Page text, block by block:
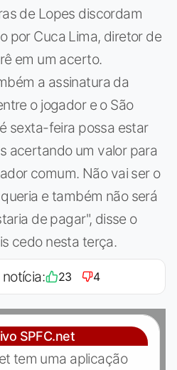
de Lopes discordam
por Cuca Lima, diretor de
em um acerto.
a assinatura da
o jogador e o São
sexta-feira possa estar
acertando um valor para
comum. Não vai ser o
e também não será
de pagar", disse o
cedo nesta terça.
23 4
SPFC.net
tem uma aplicação